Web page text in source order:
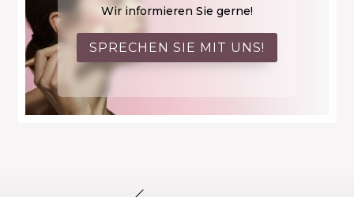
Wir informieren Sie gerne!
SPRECHEN SIE MIT UNS!